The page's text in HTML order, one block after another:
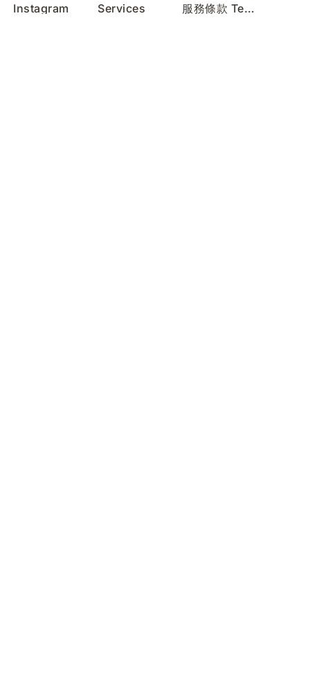
Instagram
Services
服務條款 Terms of Use